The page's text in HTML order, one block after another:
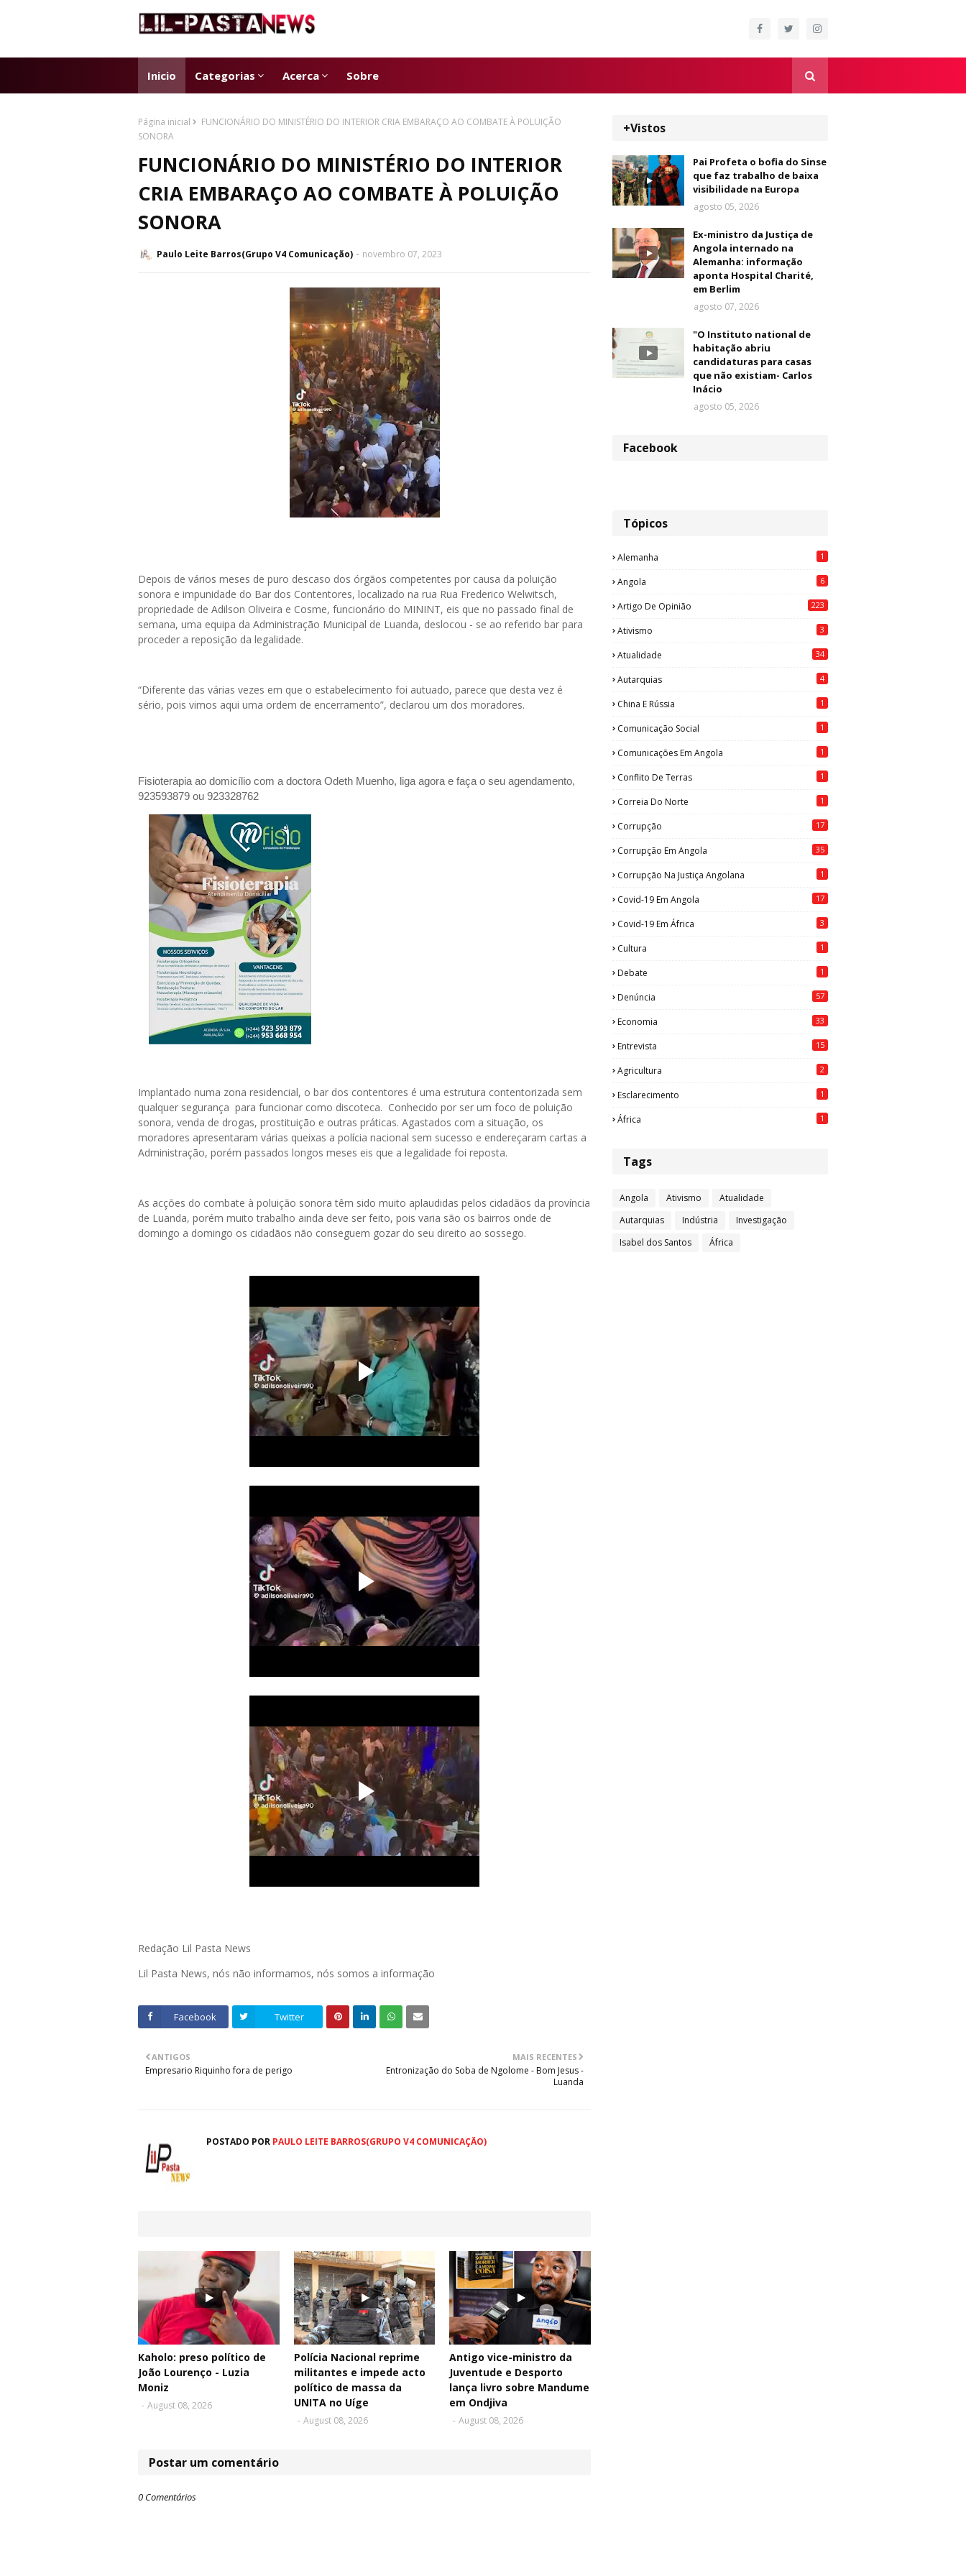
Inicio Categorias Acerca Sobre
Página inicial
FUNCIONÁRIO DO MINISTÉRIO DO INTERIOR CRIA EMBARAÇO AO COMBATE À POLUIÇÃO
SONORA
FUNCIONÁRIO DO MINISTÉRIO DO INTERIOR
CRIA EMBARAÇO AO COMBATE À POLUIÇÃO
SONORA
Paulo Leite Barros(Grupo V4 Comunicação) novembro 07, 2023
Depois de vários meses de puro descaso dos órgãos competentes por causa da poluição
sonora e impunidade do Bar dos Contentores, localizado na rua Rua Frederico Welwitsch,
propriedade de Adilson Oliveira e Cosme, funcionário do MININT, eis que no passado final de
semana, uma equipa da Administração Municipal de Luanda, deslocou - se ao referido bar para
proceder a reposição da legalidade.
“Diferente das várias vezes em que o estabelecimento foi autuado, parece que desta vez é
sério, pois vimos aqui uma ordem de encerramento”, declarou um dos moradores.
Fisioterapia ao domicílio com a doctora Odeth Muenho, liga agora e faça o seu agendamento,
923593879 ou 923328762
Implantado numa zona residencial, o bar dos contentores é uma estrutura contentorizada sem
qualquer segurança para funcionar como discoteca. Conhecido por ser um foco de poluição
sonora, venda de drogas, prostituição e outras práticas. Agastados com a situação, os
moradores apresentaram várias queixas a polícia nacional sem sucesso e endereçaram cartas a
Administração, porém passados longos meses eis que a legalidade foi reposta.
As acções do combate à poluição sonora têm sido muito aplaudidas pelos cidadãos da província
de Luanda, porém muito trabalho ainda deve ser feito, pois varia são os bairros onde de
domingo a domingo os cidadãos não conseguem gozar do seu direito ao sossego.
Redação Lil Pasta News
Lil Pasta News, nós não informamos, nós somos a informação
Facebook Twitter
MAIS RECENTES
Entronização do Soba de Ngolome - Bom Jesus -
Luanda
ANTIGOS
Empresario Riquinho fora de perigo
POSTADO POR PAULO LEITE BARROS(GRUPO V4 COMUNICAÇÃO)
Kaholo: preso político de
João Lourenço - Luzia
Moniz
- August 08, 2026
Polícia Nacional reprime
militantes e impede acto
político de massa da
UNITA no Uíge
- August 08, 2026
Antigo vice-ministro da
Juventude e Desporto
lança livro sobre Mandume
em Ondjiva
- August 08, 2026
Postar um comentário
0 Comentários
+Vistos
Pai Profeta o bofia do Sinse
que faz trabalho de baixa
visibilidade na Europa
agosto 05, 2026
Ex-ministro da Justiça de
Angola internado na
Alemanha: informação
aponta Hospital Charité,
em Berlim
agosto 07, 2026
"O Instituto national de
habitação abriu
candidaturas para casas
que não existiam- Carlos
Inácio
agosto 05, 2026
Facebook
Tópicos
Alemanha 1
Angola 6
Artigo De Opinião 223
Ativismo 3
Atualidade 34
Autarquias 4
China E Rússia 1
Comunicação Social 1
Comunicações Em Angola 1
Conflito De Terras 1
Correia Do Norte 1
Corrupção 17
Corrupção Em Angola 35
Corrupção Na Justiça Angolana 1
Covid-19 Em Angola 17
Covid-19 Em África 3
Cultura 1
Debate 1
Denúncia 57
Economia 33
Entrevista 15
Agricultura 2
Esclarecimento 1
África 1
Tags
Angola Ativismo
Atualidade
Autarquias
Indústria
Investigação
Isabel dos Santos
África